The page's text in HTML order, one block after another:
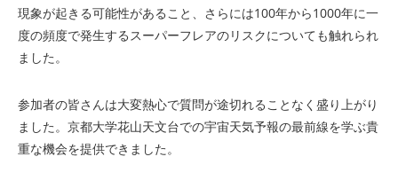
現象が起きる可能性があること、さらには100年から1000年に一
度の頻度で発生するスーパーフレアのリスクについても触れられ
ました。
参加者の皆さんは大変熱心で質問が途切れることなく盛り上がり
ました。京都大学花山天文台での宇宙天気予報の最前線を学ぶ貴
重な機会を提供できました。